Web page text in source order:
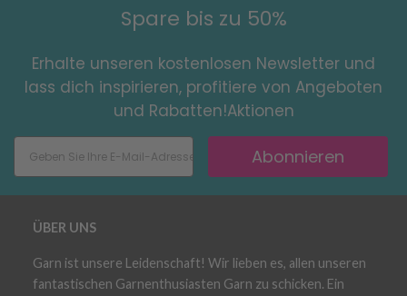
Spare bis zu 50%
Erhalte unseren kostenlosen Newsletter und
lass dich inspirieren, profitiere von Angeboten
und Rabatten!Aktionen
Abonnieren
ÜBER UNS
Garn ist unsere Leidenschaft! Wir lieben es, allen unseren
fantastischen Garnenthusiasten Garn zu schicken. Ein